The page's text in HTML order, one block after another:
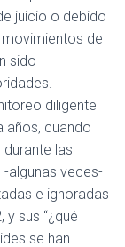
juicio o debido
de
sido
diligente
años, cuando
las
algunas veces-
e ignoradas
sus “¿qué
se han